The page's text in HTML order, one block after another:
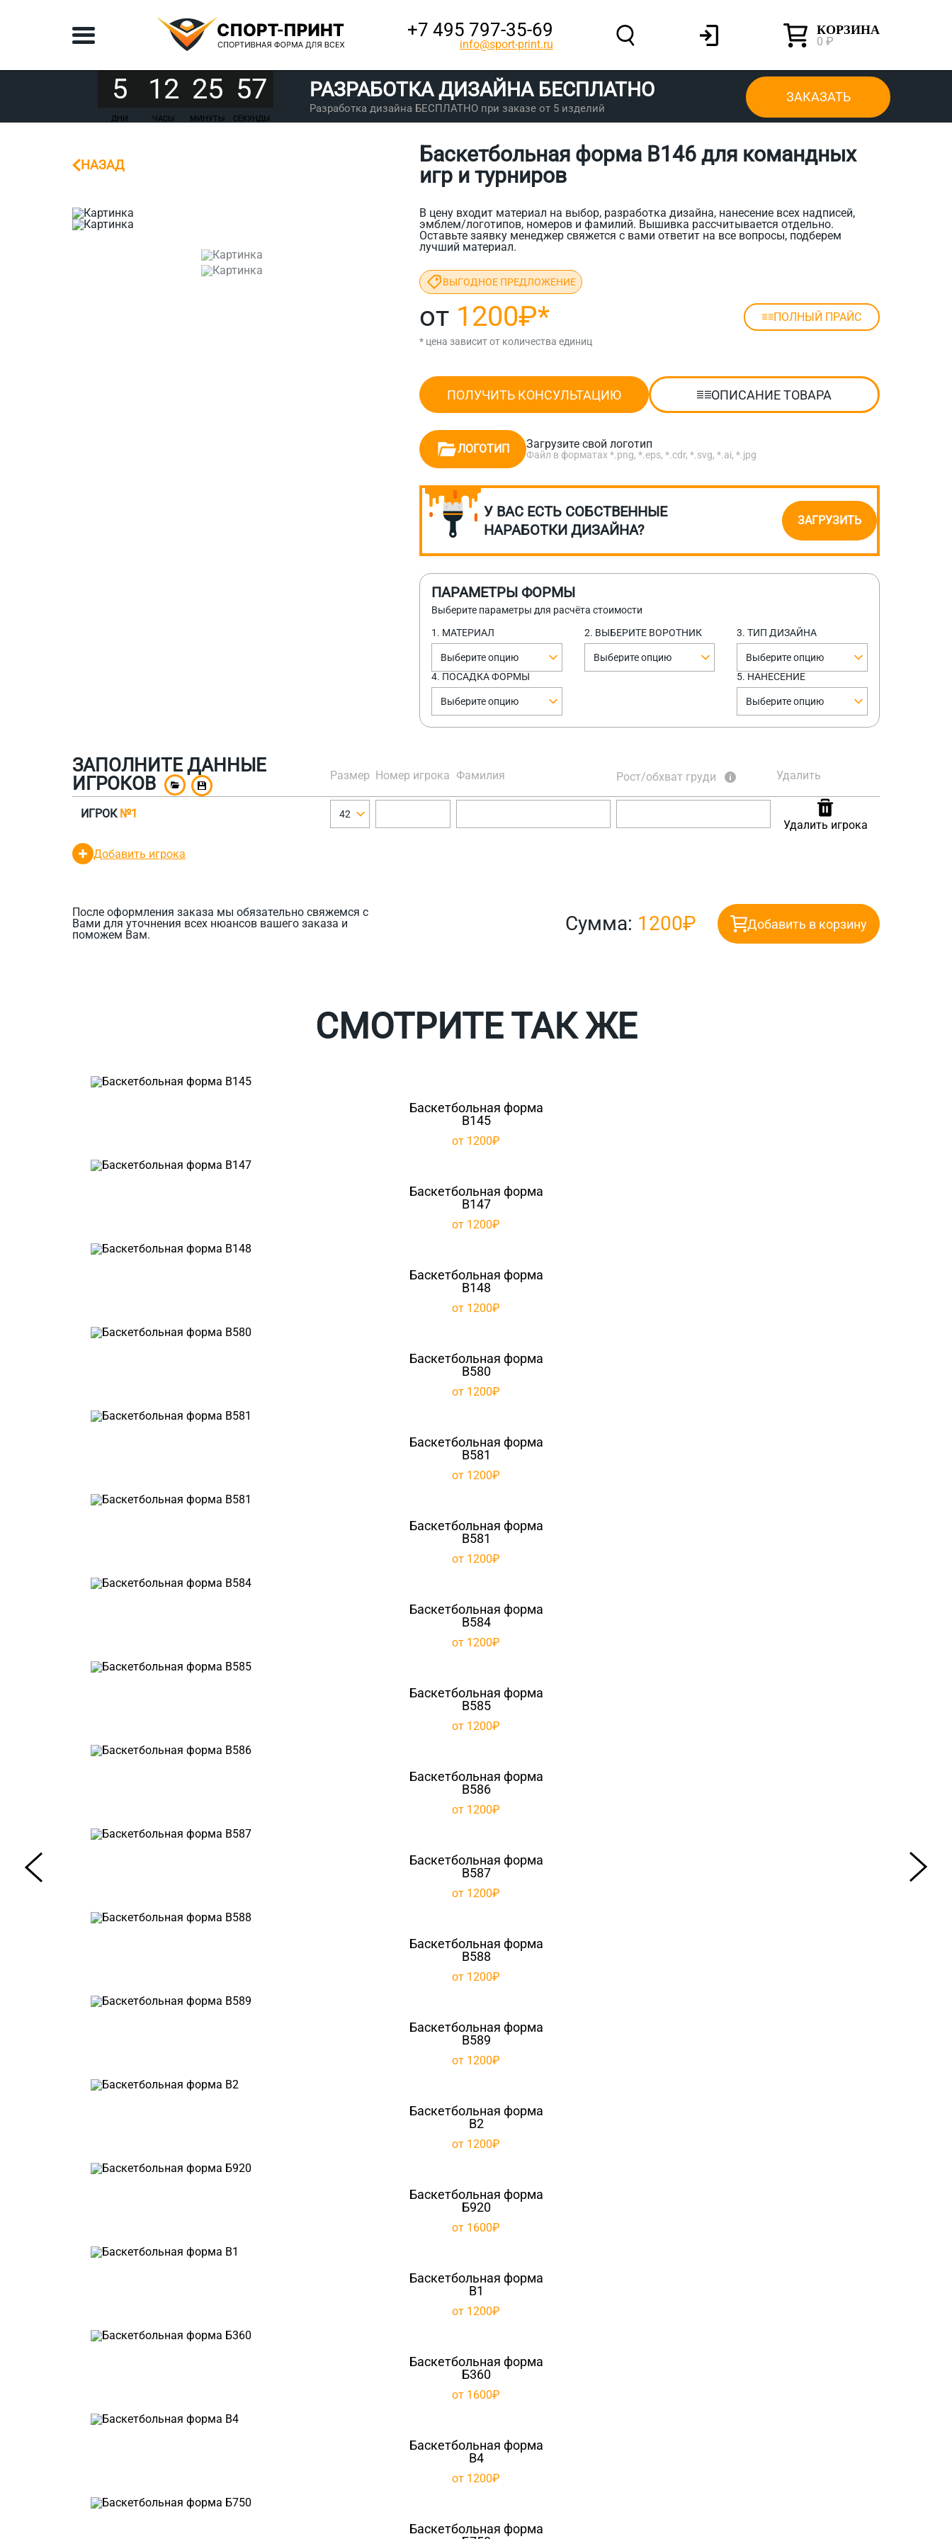
+7 495 797‑35-69
info@sport-print.ru
КОРЗИНА
0 ₽
5
ДНИ
12
ЧАСЫ
25
МИНУТЫ
57
СЕКУНДЫ
РАЗРАБОТКА ДИЗАЙНА БЕСПЛАТНО
Разработка дизайна БЕСПЛАТНО при заказе от 5 изделий
ЗАКАЗАТЬ
НАЗАД
Баскетбольная форма B146 для командных
игр и турниров
В цену входит материал на выбор, разработка дизайна, нанесение всех надписей,
эмблем/логотипов, номеров и фамилий. Вышивка рассчитывается отдельно.
Оставьте заявку менеджер свяжется с вами ответит на все вопросы, подберем
лучший материал.
ВЫГОДНОЕ ПРЕДЛОЖЕНИЕ
от 1200₽* ПОЛНЫЙ ПРАЙС
* цена зависит от количества единиц
ПОЛУЧИТЬ КОНСУЛЬТАЦИЮ ОПИСАНИЕ ТОВАРА
ЛОГОТИП Загрузите свой логотип
Файл в форматах *.png, *.eps, *.cdr, *.svg, *.ai, *.jpg
У ВАС ЕСТЬ СОБСТВЕННЫЕ
НАРАБОТКИ ДИЗАЙНА?
ЗАГРУЗИТЬ
ПАРАМЕТРЫ ФОРМЫ
Выберите параметры для расчёта стоимости
1. МАТЕРИАЛ
Выберите опцию
2. ВЫБЕРИТЕ ВОРОТНИК
Выберите опцию
3. ТИП ДИЗАЙНА
Выберите опцию
4. ПОСАДКА ФОРМЫ
Выберите опцию
5. НАНЕСЕНИЕ
Выберите опцию
ЗАПОЛНИТЕ ДАННЫЕ
ИГРОКОВ
Размер Номер игрока Фамилия Рост/обхват груди Удалить
ИГРОК №1 42
Удалить игрока
Добавить игрока
После оформления заказа мы обязательно свяжемся с
Вами для уточнения всех нюансов вашего заказа и
поможем Вам.
Сумма: 1200₽ Добавить в корзину
СМОТРИТЕ ТАК ЖЕ
Баскетбольная форма
B145
от 1200₽
Баскетбольная форма
B147
от 1200₽
Баскетбольная форма
B148
от 1200₽
Баскетбольная форма
B580
от 1200₽
Баскетбольная форма
B581
от 1200₽
Баскетбольная форма
B581
от 1200₽
Баскетбольная форма
B584
от 1200₽
Баскетбольная форма
B585
от 1200₽
Баскетбольная форма
B586
от 1200₽
Баскетбольная форма
B587
от 1200₽
Баскетбольная форма
B588
от 1200₽
Баскетбольная форма
B589
от 1200₽
Баскетбольная форма
B2
от 1200₽
Баскетбольная форма
Б920
от 1600₽
Баскетбольная форма
B1
от 1200₽
Баскетбольная форма
Б360
от 1600₽
Баскетбольная форма
B4
от 1200₽
Баскетбольная форма